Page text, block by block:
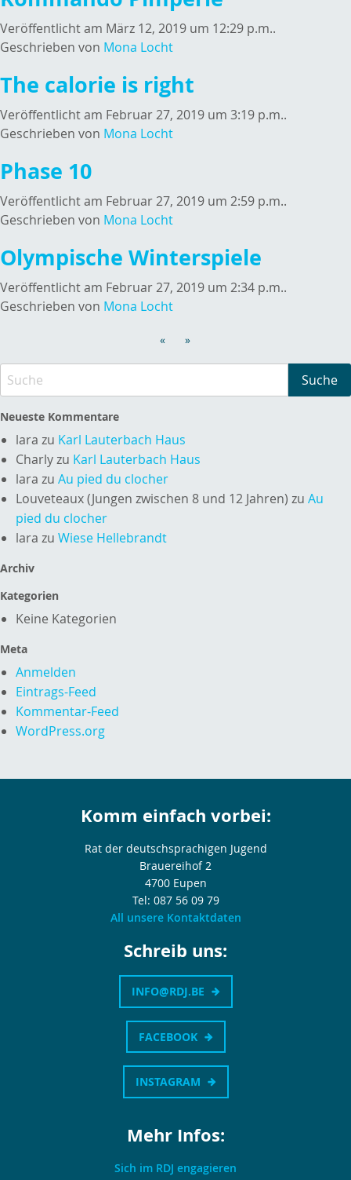
Veröffentlicht am März 12, 2019 um 12:29 p.m..
Geschrieben von Mona Locht
The calorie is right
Veröffentlicht am Februar 27, 2019 um 3:19 p.m..
Geschrieben von Mona Locht
Phase 10
Veröffentlicht am Februar 27, 2019 um 2:59 p.m..
Geschrieben von Mona Locht
Olympische Winterspiele
Veröffentlicht am Februar 27, 2019 um 2:34 p.m..
Geschrieben von Mona Locht
« »
Neueste Kommentare
lara zu Karl Lauterbach Haus
Charlyzu Karl Lauterbach Haus
lara zu Au pied du clocher
Louveteaux (Jungen zwischen 8 und 12 Jahren) zu Au
pied du clocher
lara zu Wiese Hellebrandt
Archiv
Kategorien
Keine Kategorien
Meta
Anmelden
Eintrags-Feed
Kommentar-Feed
WordPress.org
Komm einfach vorbei:
Rat der deutschsprachigen Jugend
Brauereihof 2
4700 Eupen
Tel: 087 56 09 79
All unsere Kontaktdaten
Schreib uns:
INFO@RDJ.BE
FACEBOOK
INSTAGRAM
Mehr Infos:
Sich im RDJ engagieren